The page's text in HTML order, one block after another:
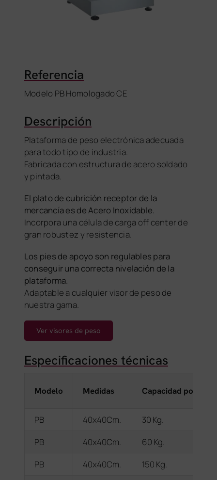
Referencia
Modelo PB Homologado CE
Descripción
Plataforma de peso electrónica adecuada
para todo tipo de industria.
Fabricada con estructura de acero soldado
y pintada.
El plato de cubrición receptor de la
mercancía es de Acero Inoxidable.
Incorpora una célula de carga off center de
gran robustez y resistencia.
Los pies de apoyo son regulables para
conseguir una correcta nivelación de la
plataforma.
Adaptable a cualquier visor de peso de
nuestra gama.
Ver visores de peso
Especificaciones técnicas
Modelo Medidas Capacidad por
PB 40x40Cm.
30 Kg.
PB
40x40Cm.
60 Kg.
PB
40x40Cm.
150 Kg.